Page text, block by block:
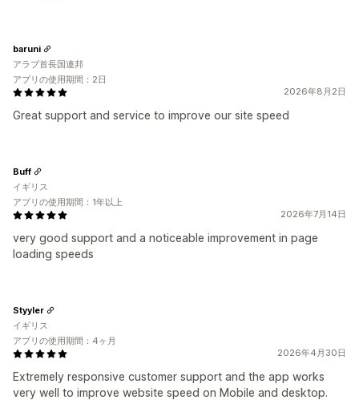
2026年8月2日
Great support and service to improve our site speed
baruni
アラブ首長国連邦
アプリの使用期間：2日
2026年7月14日
very good support and a noticeable improvement in page
loading speeds
Buff
イギリス
アプリの使用期間：1年以上
2026年4月30日
Extremely responsive customer support and the app works
very well to improve website speed on Mobile and desktop.
Styyler
イギリス
アプリの使用期間：4ヶ月